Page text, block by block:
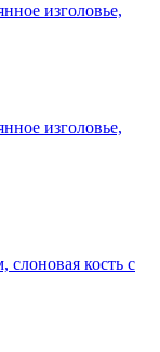
изголовье,
изголовье,
кость с